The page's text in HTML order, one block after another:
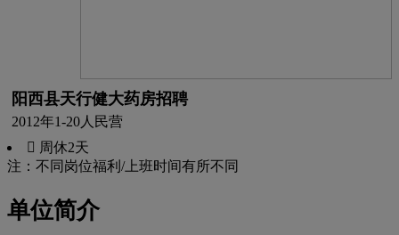
阳西县天行健大药房招聘
2012年1-20人 民营
 周休2天
注：不同岗位福利/上班时间有所不同
单位简介